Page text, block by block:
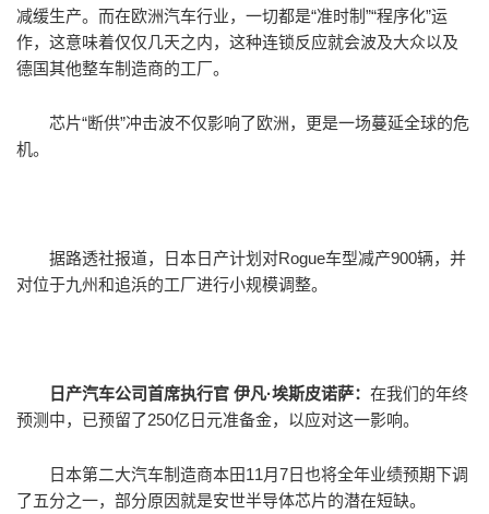
减缓生产。而在欧洲汽车行业，一切都是“准时制”“程序化”运
作，这意味着仅仅几天之内，这种连锁反应就会波及大众以及
德国其他整车制造商的工厂。
芯片“断供”冲击波不仅影响了欧洲，更是一场蔓延全球的危
机。
据路透社报道，日本日产计划对Rogue车型减产900辆，并
对位于九州和追浜的工厂进行小规模调整。
日产汽车公司首席执行官 伊凡·埃斯皮诺萨： 在我们的年终
预测中，已预留了250亿日元准备金，以应对这一影响。
日本第二大汽车制造商本田11月7日也将全年业绩预期下调
了五分之一，部分原因就是安世半导体芯片的潜在短缺。